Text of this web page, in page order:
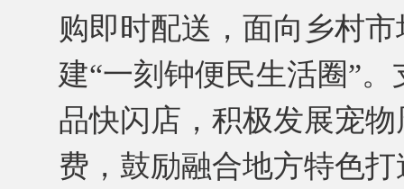
购即时配送，面向乡村
建“一刻钟便民生活圈”
品快闪店，积极发展宠
费，鼓励融合地方特色